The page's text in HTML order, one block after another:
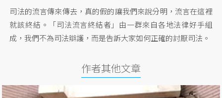
司法的流言傳來傳去，真的假的讓我們來說分明，流言在這裡
就該終結。「司法流言終結者」由一群來自各地法律好手組
成，我們不為司法辯護，而是告訴大家如何正確的討厭司法。
作者其他文章